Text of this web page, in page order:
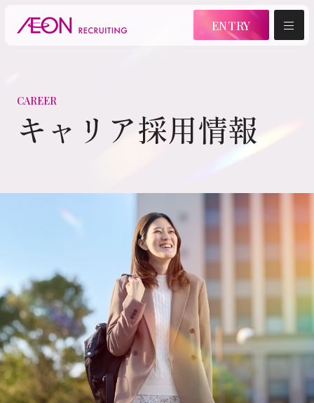
ENTRY
新卒採用情報
2028年卒マイページ
2027年卒マイページ
2028年卒エントリー
理系学生向け特設ページ
CAREER
キャリア採用情報